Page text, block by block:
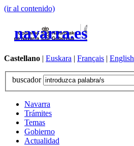
(ir al contenido)
navarra.es
Castellano | Euskara | Français | English
buscador
Navarra
Trámites
Temas
Gobierno
Actualidad